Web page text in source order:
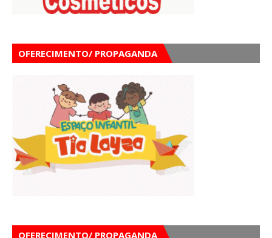
OFERECIMENTO/ PROPAGANDA
OFERECIMENTO/ PROPAGANDA